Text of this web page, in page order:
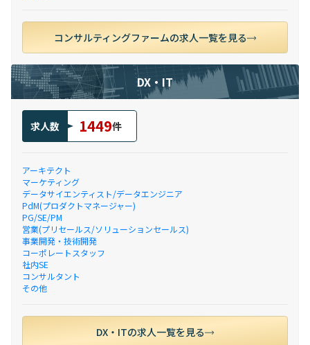
コンサルティングファームの求人一覧を見る
DX・IT
求人数 1449件
アーキテクト
マーケティング
データサイエンティスト/データエンジニア
PdM(プロダクトマネージャー)
PG/SE/PM
営業(プリセールス/ソリューションセールス)
事業開発・技術開発
コーポレートスタッフ
社内SE
コンサルタント
その他
DX・ITの求人一覧を見る